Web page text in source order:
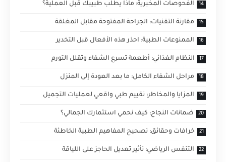
الفحوصات المخبرية: ماذا يطلب طبيبك قبل العملية؟
مقارنة التقنيات: الجراحة المفتوحة مقابل المغلقة
الممنوعات الطبية: احذر هذه الأفعال قبل التخدير
النظام الغذائي: أطعمة تسرع الشفاء وتقلل التورم
مراحل الشفاء الكامل: ما بعد العودة إلى المنزل
المزايا والمخاطر: تقييم طبي واقعي لعمليات التجميل
ضمانات النجاح: كيف نحمي استثمارك الجمالي؟
خرافات وحقائق: تصحيح المفاهيم الطبية الخاطئة
التنفس الرياضي: تأثير تعديل الحاجز على اللياقة